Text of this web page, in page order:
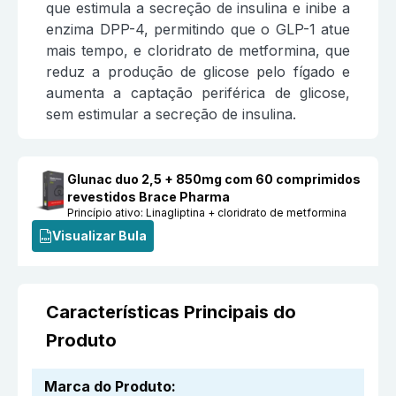
que estimula a secreção de insulina e inibe a
enzima DPP-4, permitindo que o GLP-1 atue
mais tempo, e cloridrato de metformina, que
reduz a produção de glicose pelo fígado e
aumenta a captação periférica de glicose,
sem estimular a secreção de insulina.
Glunac duo 2,5 + 850mg com 60 comprimidos
revestidos Brace Pharma
Princípio ativo:Linagliptina + cloridrato de metformina
Visualizar Bula
Características Principais do
Produto
Marca do Produto: